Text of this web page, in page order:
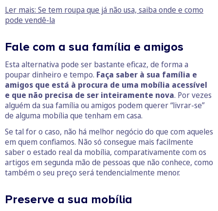
Ler mais: Se tem roupa que já não usa, saiba onde e como
pode vendê-la
Fale com a sua família e amigos
Esta alternativa pode ser bastante eficaz, de forma a
poupar dinheiro e tempo. Faça saber à sua família e
amigos que está à procura de uma mobília acessível
e que não precisa de ser inteiramente nova. Por vezes
alguém da sua família ou amigos podem querer “livrar-se”
de alguma mobília que tenham em casa.
Se tal for o caso, não há melhor negócio do que com aqueles
em quem confiamos. Não só consegue mais facilmente
saber o estado real da mobília, comparativamente com os
artigos em segunda mão de pessoas que não conhece, como
também o seu preço será tendencialmente menor.
Preserve a sua mobília